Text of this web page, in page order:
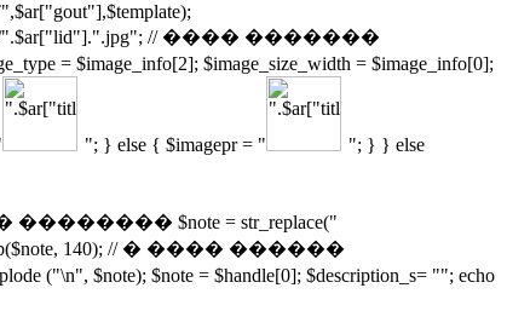
".$ar["lid"].".jpg"; // ���� �������
$image_size_width = $image_info[0];
"; } else { $imagepr = " "; } } else
$note = str_replace("
140); // � ���� ������
$note); $note = $handle[0]; $description_s= ""; echo